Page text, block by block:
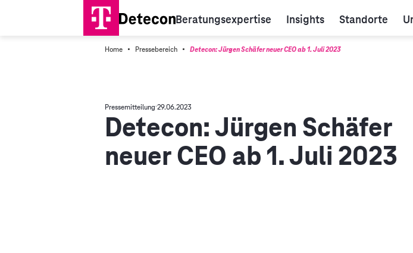
Beratungsexpertise Insights Standorte
Home · Pressebereich · Detecon: Jürgen Schäfer neuer CEO ab 1. Juli 2023
Pressemitteilung 29.06.2023
Detecon: Jürgen Schäfer
neuer CEO ab 1. Juli 2023